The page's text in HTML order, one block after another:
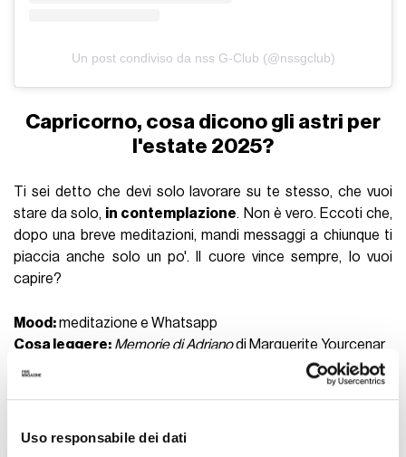
Uso responsabile dei dati
Un post condiviso da nss G-Club (@nssgclub)
Capricorno, cosa dicono gli astri per
l'estate 2025?
Ti sei detto che devi solo lavorare su te stesso, che vuoi
stare da solo, in contemplazione. Non è vero. Eccoti che,
dopo una breve meditazioni, mandi messaggi a chiunque ti
piaccia anche solo un po'. Il cuore vince sempre, lo vuoi
capire?
Mood:meditazione e Whatsapp
Cosa leggere: Memorie di Adrianodi Marguerite Yourcenar
Cotte:
L'estate strana dell'Aquario secondo